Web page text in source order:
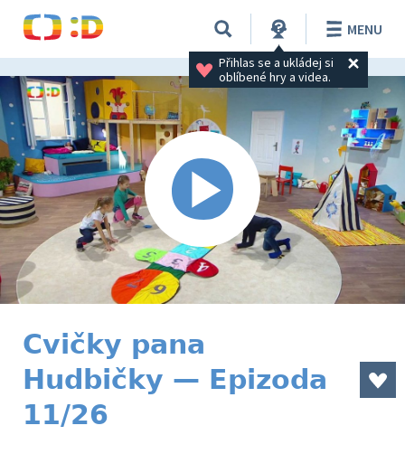
Přihlas se a ukládej si
oblíbené hry a videa.
MENU
Cvičky pana
Hudbičky — Epizoda
11/26